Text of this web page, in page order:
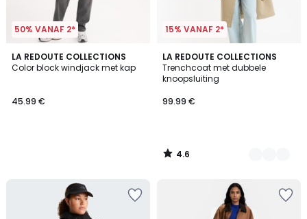
50% VANAF 2*
LA REDOUTE COLLECTIONS
Color block windjack met kap
45.99 €
15% VANAF 2*
LA REDOUTE COLLECTIONS
Trenchcoat met dubbele
knoopsluiting
99.99 €
4.6
/ 5
2
Kleuren
4.6
/